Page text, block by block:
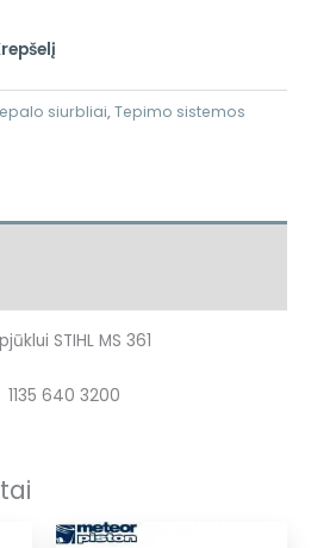
siurbliai,Tepimo sistemos
STIHL MS 361
640 3200